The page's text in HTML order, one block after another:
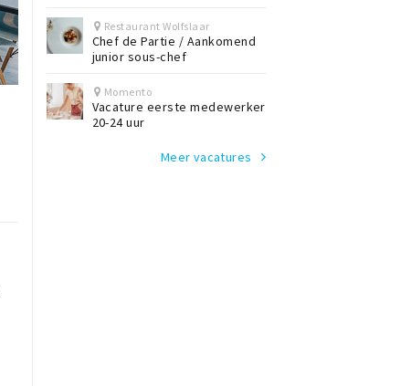
Restaurant Wolfslaar
Chef de Partie / Aankomend
junior sous-chef
Momento
Vacature eerste medewerker
20-24 uur
Meer vacatures